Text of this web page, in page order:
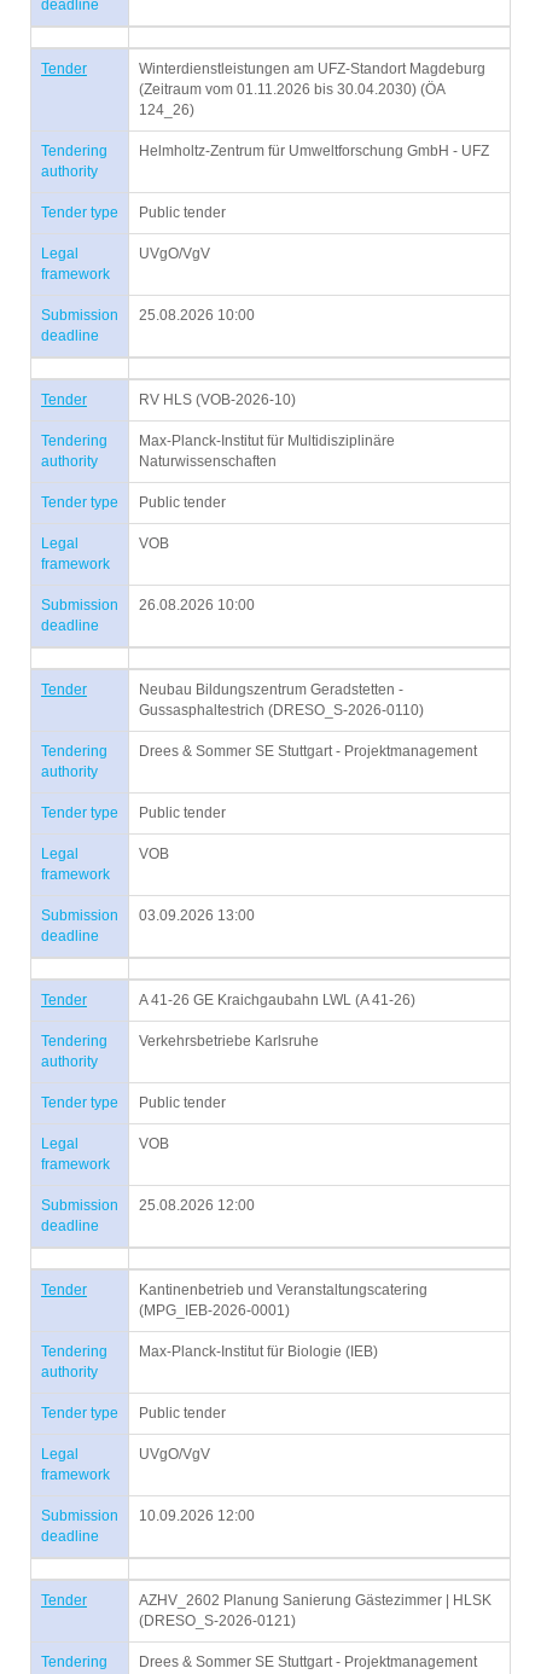
deadline
Tender
Winterdienstleistungen am UFZ-Standort Magdeburg
(Zeitraum vom 01.11.2026 bis 30.04.2030) (ÖA
124_26)
Tendering
authority
Helmholtz-Zentrum für Umweltforschung GmbH - UFZ
Tender type Public tender
Legal
framework
UVgO/VgV
Submission
deadline
25.08.2026 10:00
Tender RV HLS (VOB-2026-10)
Tendering
authority
Max-Planck-Institut für Multidisziplinäre
Naturwissenschaften
Tender type Public tender
Legal
framework
VOB
Submission
deadline
26.08.2026 10:00
Tender
Neubau Bildungszentrum Geradstetten -
Gussasphaltestrich (DRESO_S-2026-0110)
Tendering
authority
Drees & Sommer SE Stuttgart - Projektmanagement
Tender type Public tender
Legal
framework
VOB
Submission
deadline
03.09.2026 13:00
Tender A 41-26 GE Kraichgaubahn LWL (A 41-26)
Tendering
authority
Verkehrsbetriebe Karlsruhe
Tender type Public tender
Legal
framework
VOB
Submission
deadline
25.08.2026 12:00
Tender
Kantinenbetrieb und Veranstaltungscatering
(MPG_IEB-2026-0001)
Tendering
authority
Max-Planck-Institut für Biologie (IEB)
Tender type Public tender
Legal
framework
UVgO/VgV
Submission
deadline
10.09.2026 12:00
Tender
AZHV_2602 Planung Sanierung Gästezimmer | HLSK
(DRESO_S-2026-0121)
Tendering Drees & Sommer SE Stuttgart - Projektmanagement